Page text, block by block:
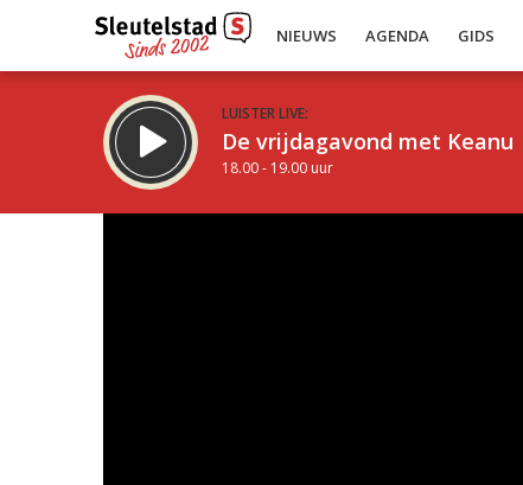
NIEUWS AGENDA GIDS
LUISTER LIVE:
De vrijdagavond met Keanu
18.00 - 19.00 uur